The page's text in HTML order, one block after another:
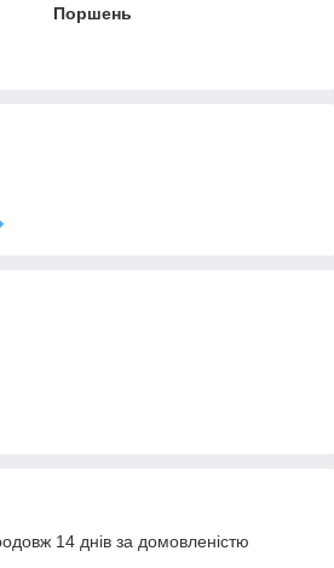
Поршень
14 днів за домовленістю